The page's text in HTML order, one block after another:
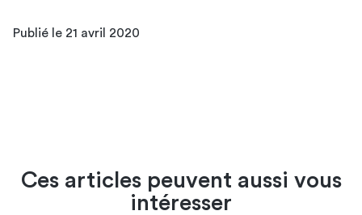
Publié le 21 avril 2020
Ces articles peuvent aussi vous
intéresser